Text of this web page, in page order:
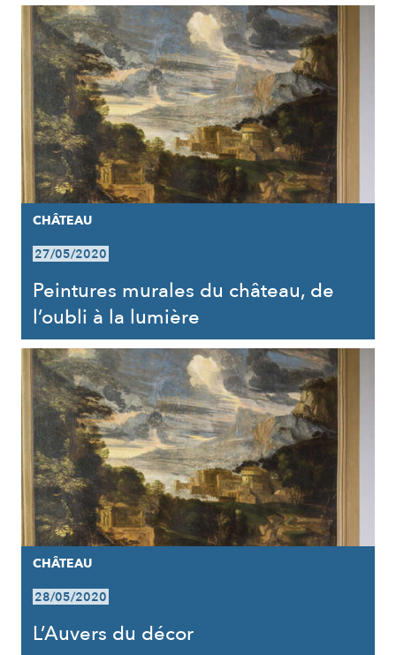
CHÂTEAU
27/05/2020
Peintures murales du château, de
l’oubli à la lumière
CHÂTEAU
28/05/2020
L’Auvers du décor